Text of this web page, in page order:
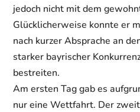
jedoch nicht mit dem
Glücklicherweise konnte er
nach kurzer Absprache an
starker bayrischer
bestreiten.
Am ersten Tag gab es
nur eine Wettfahrt. Der